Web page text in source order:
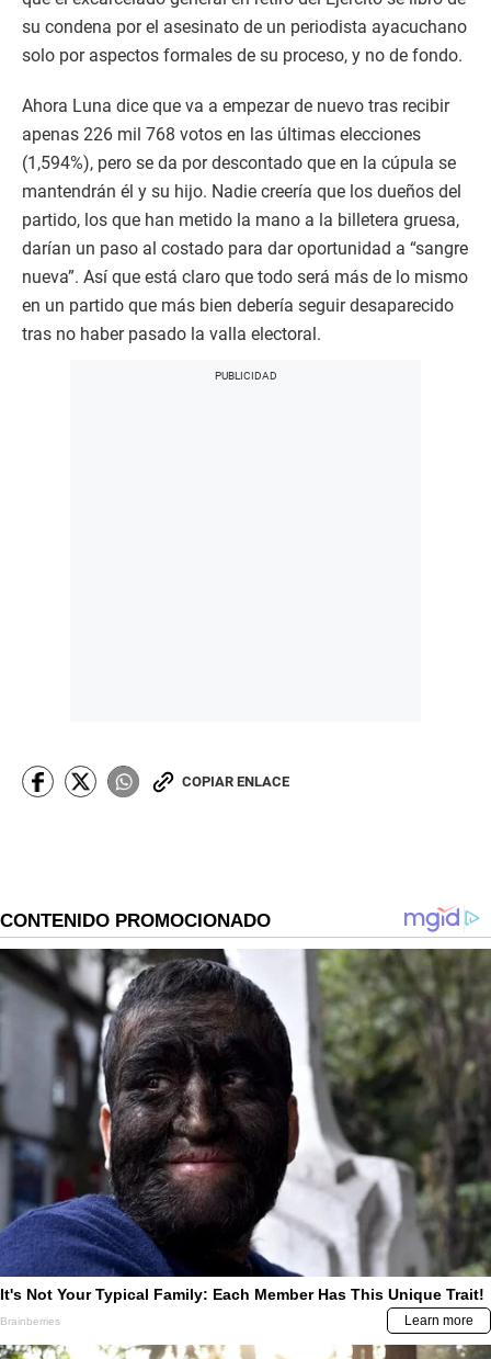
su condena por el asesinato de un periodista ayacuchano
solo por aspectos formales de su proceso, y no de fondo.
Ahora Luna dice que va a empezar de nuevo tras recibir
apenas 226 mil 768 votos en las últimas elecciones
(1,594%), pero se da por descontado que en la cúpula se
mantendrán él y su hijo. Nadie creería que los dueños del
partido, los que han metido la mano a la billetera gruesa,
darían un paso al costado para dar oportunidad a “sangre
nueva”. Así que está claro que todo será más de lo mismo
en un partido que más bien debería seguir desaparecido
tras no haber pasado la valla electoral.
COPIAR ENLACE